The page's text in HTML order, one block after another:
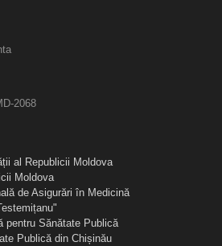
2068
al Republicii Moldova
Moldova
de Asigurări în Medicină
pentru Sănătate Publică
Publică din Chișinău